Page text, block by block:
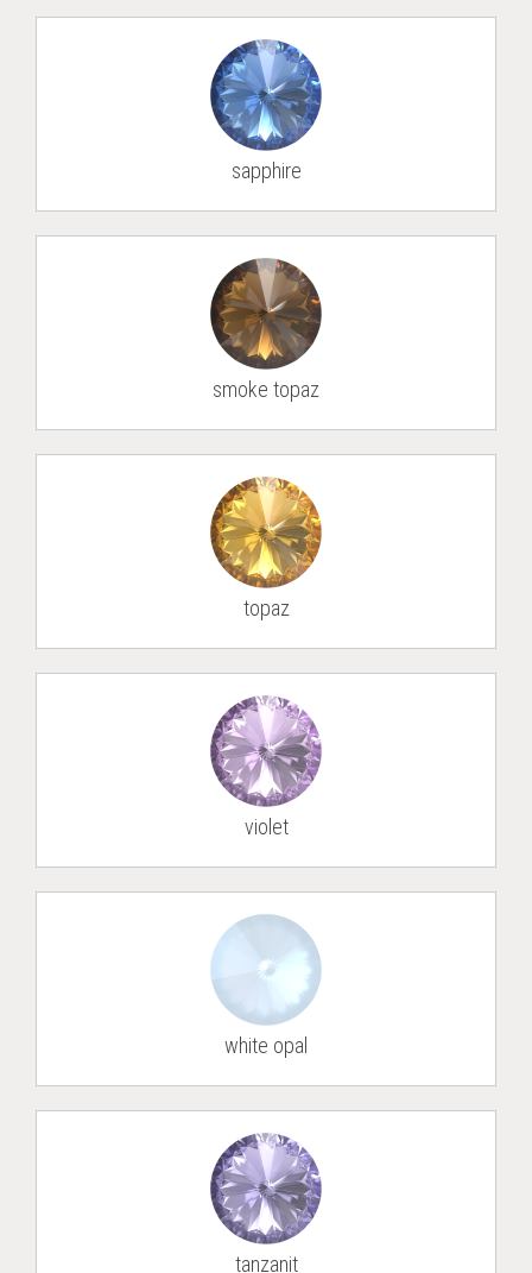
sap­phire
smoke topaz
topaz
vio­let
white opal
tan­zan­it